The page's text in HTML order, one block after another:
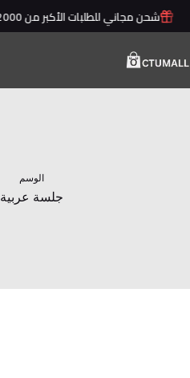
التجاوزشحن مجاني للطلبات الأكبر من 2000ج
الوسم
جلسة عربية